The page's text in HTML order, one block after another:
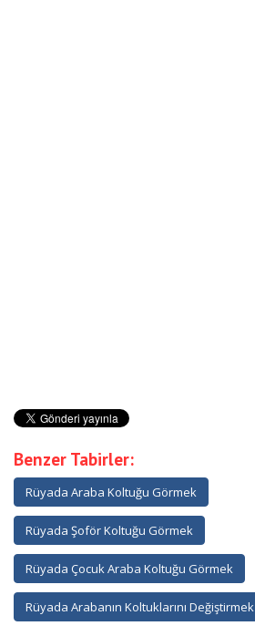
Benzer Tabirler:
Rüyada Araba Koltuğu Görmek
Rüyada Şoför Koltuğu Görmek
Rüyada Çocuk Araba Koltuğu Görmek
Rüyada Arabanın Koltuklarını Değiştirmek